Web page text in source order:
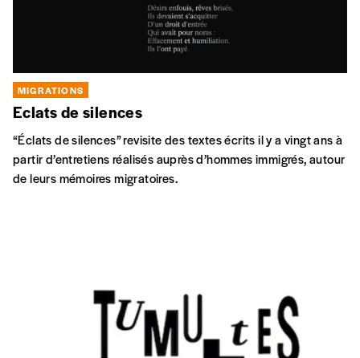
MIGRATIONS
Eclats de silences
“Éclats de silences” revisite des textes écrits il y a vingt ans à
partir d’entretiens réalisés auprès d’hommes immigrés, autour
de leurs mémoires migratoires.